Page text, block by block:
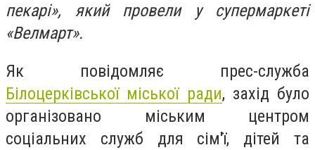
пекарі», який провели у супермаркеті
«Велмарт».
Як повідомляє прес-служба
Білоцерківської міської ради, захід було
організовано міським центром
соціальних служб для сім'ї, дітей та